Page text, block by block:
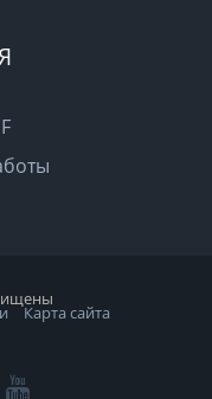
Карта сайта